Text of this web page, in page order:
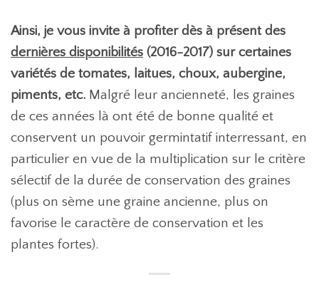
Ainsi, je vous invite à profiter dès à présent des
dernières disponibilités (2016-2017) sur certaines
variétés de tomates, laitues, choux, aubergine,
piments, etc. Malgré leur ancienneté, les graines
de ces années là ont été de bonne qualité et
conservent un pouvoir germintatif interressant, en
particulier en vue de la multiplication sur le critère
sélectif de la durée de conservation des graines
(plus on sème une graine ancienne, plus on
favorise le caractère de conservation et les
plantes fortes).